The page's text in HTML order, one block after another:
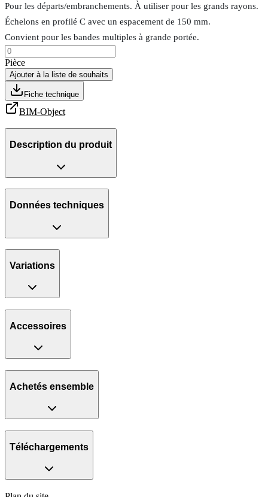
Pour les départs/embranchements. À utiliser pour les grands rayons.
Échelons en profilé C avec un espacement de 150 mm.
Convient pour les bandes multiples à grande portée.
Pièce
Ajouter à la liste de souhaits
Fiche technique
BIM-Object
Description du produit
Données techniques
Variations
Accessoires
Achetés ensemble
Téléchargements